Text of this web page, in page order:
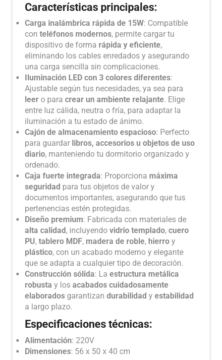
Características principales:
Carga inalámbrica rápida de 15W: Compatible
con teléfonos modernos, permite cargar tu
dispositivo de forma rápida y eficiente,
eliminando los cables enredados y asegurando
una carga sencilla sin complicaciones.
Iluminación LED con 3 colores diferentes:
Ajustable según tus necesidades, ya sea para
leer o para crear un ambiente relajante. Elige
entre luz cálida, neutra o fría, para adaptar la
iluminación a tu estado de ánimo.
Cajón de almacenamiento espacioso: Perfecto
para guardar libros, accesorios u objetos de uso
diario, manteniendo tu dormitorio organizado y
ordenado.
Caja fuerte integrada: Proporciona máxima
seguridad para tus objetos de valor y
documentos importantes, asegurando que tus
pertenencias estén protegidas.
Diseño premium: Fabricada con materiales de
alta calidad , incluyendo vidrio templado, cuero
PU, tablero MDF, madera de roble, hierro y
plástico, con un acabado moderno y elegante
que se adapta a cualquier tipo de decoración.
Construcción sólida: La estructura metálica
robusta y los acabados cuidadosamente
elaborados garantizan durabilidad y estabilidad
a largo plazo.
Especificaciones técnicas:
Alimentación: 220V
Dimensiones: 56 x 50 x 40 cm